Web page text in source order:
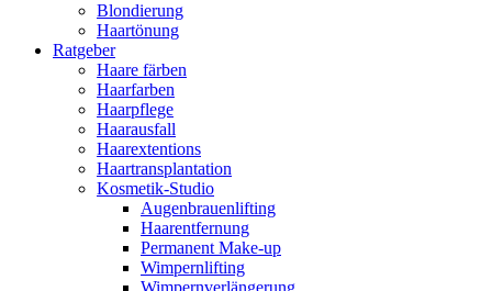
Blondierung
Haartönung
Ratgeber
Haare färben
Haarfarben
Haarpflege
Haarausfall
Haarextentions
Haartransplantation
Kosmetik-Studio
Augenbrauenlifting
Haarentfernung
Permanent Make-up
Wimpernlifting
Wimpernverlängerung